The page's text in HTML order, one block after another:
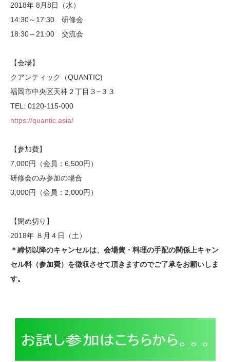
2018年 8月8日（水）
14:30～17:30 研修会
18:30～21:00 交流会
【会場】
クアンティック（QUANTIC)
福岡市中央区天神２丁目３−３３
TEL: 0120-115-000
https://quantic.asia/
【参加費】
7,000円（会員：6,500円）
研修会のみ参加の場合
3,000円（会員：2,000円）
【閉め切り】
2018年 ８月４日（土）
＊締切以降のキャンセルは、会場費・料理の手配の関係上キャン
セル料（参加費）を徴収させて頂きますのでご了承をお願いしま
す。